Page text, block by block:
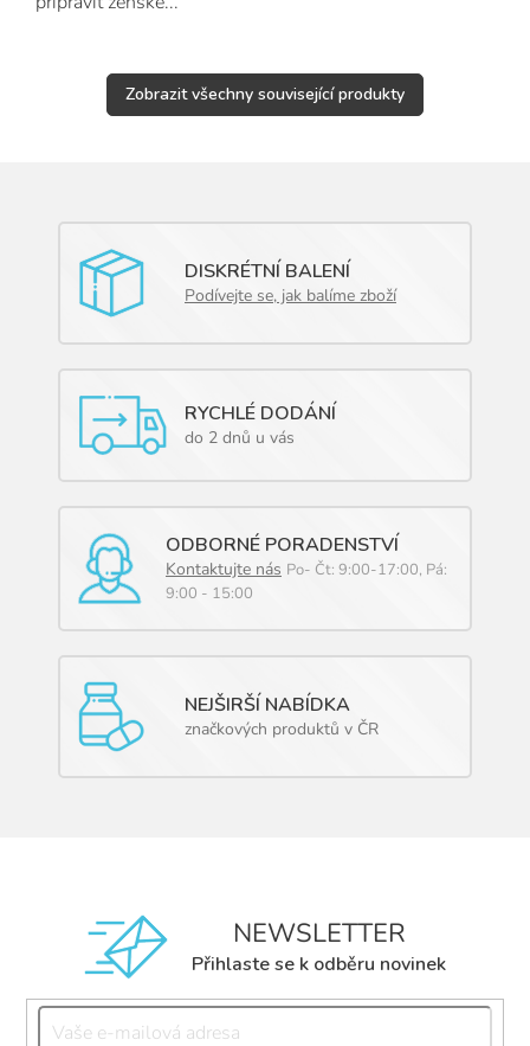
Zobrazit všechny související produkty
DISKRÉTNÍ BALENÍ
Podívejte se, jak balíme zboží
RYCHLÉ DODÁNÍ
do 2 dnů u vás
ODBORNÉ PORADENSTVÍ
Kontaktujte nás Po- Čt: 9:00-17:00, Pá:
9:00 - 15:00
NEJŠIRŠÍ NABÍDKA
značkových produktů v ČR
NEWSLETTER
Přihlaste se k odběru novinek